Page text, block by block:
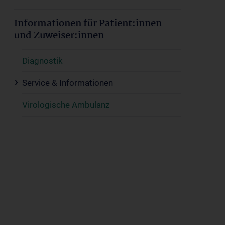
Informationen für Patient:innen
und Zuweiser:innen
Diagnostik
Service & Informationen
Virologische Ambulanz